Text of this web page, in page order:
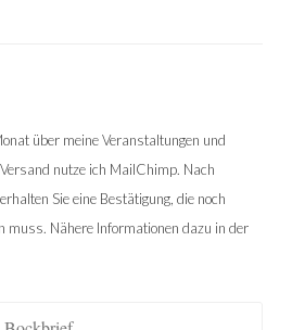
über meine Veranstaltungen und
nutze ich MailChimp. Nach
Sie eine Bestätigung, die noch
muss. Nähere Informationen dazu in der